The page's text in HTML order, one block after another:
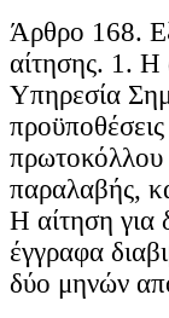
Άρθρο 168.
αίτησης. 1. Η
Υπηρεσία
πρωτοκόλλου
παραλαβής,
Η αίτηση για
έγγραφα
δύο μηνών